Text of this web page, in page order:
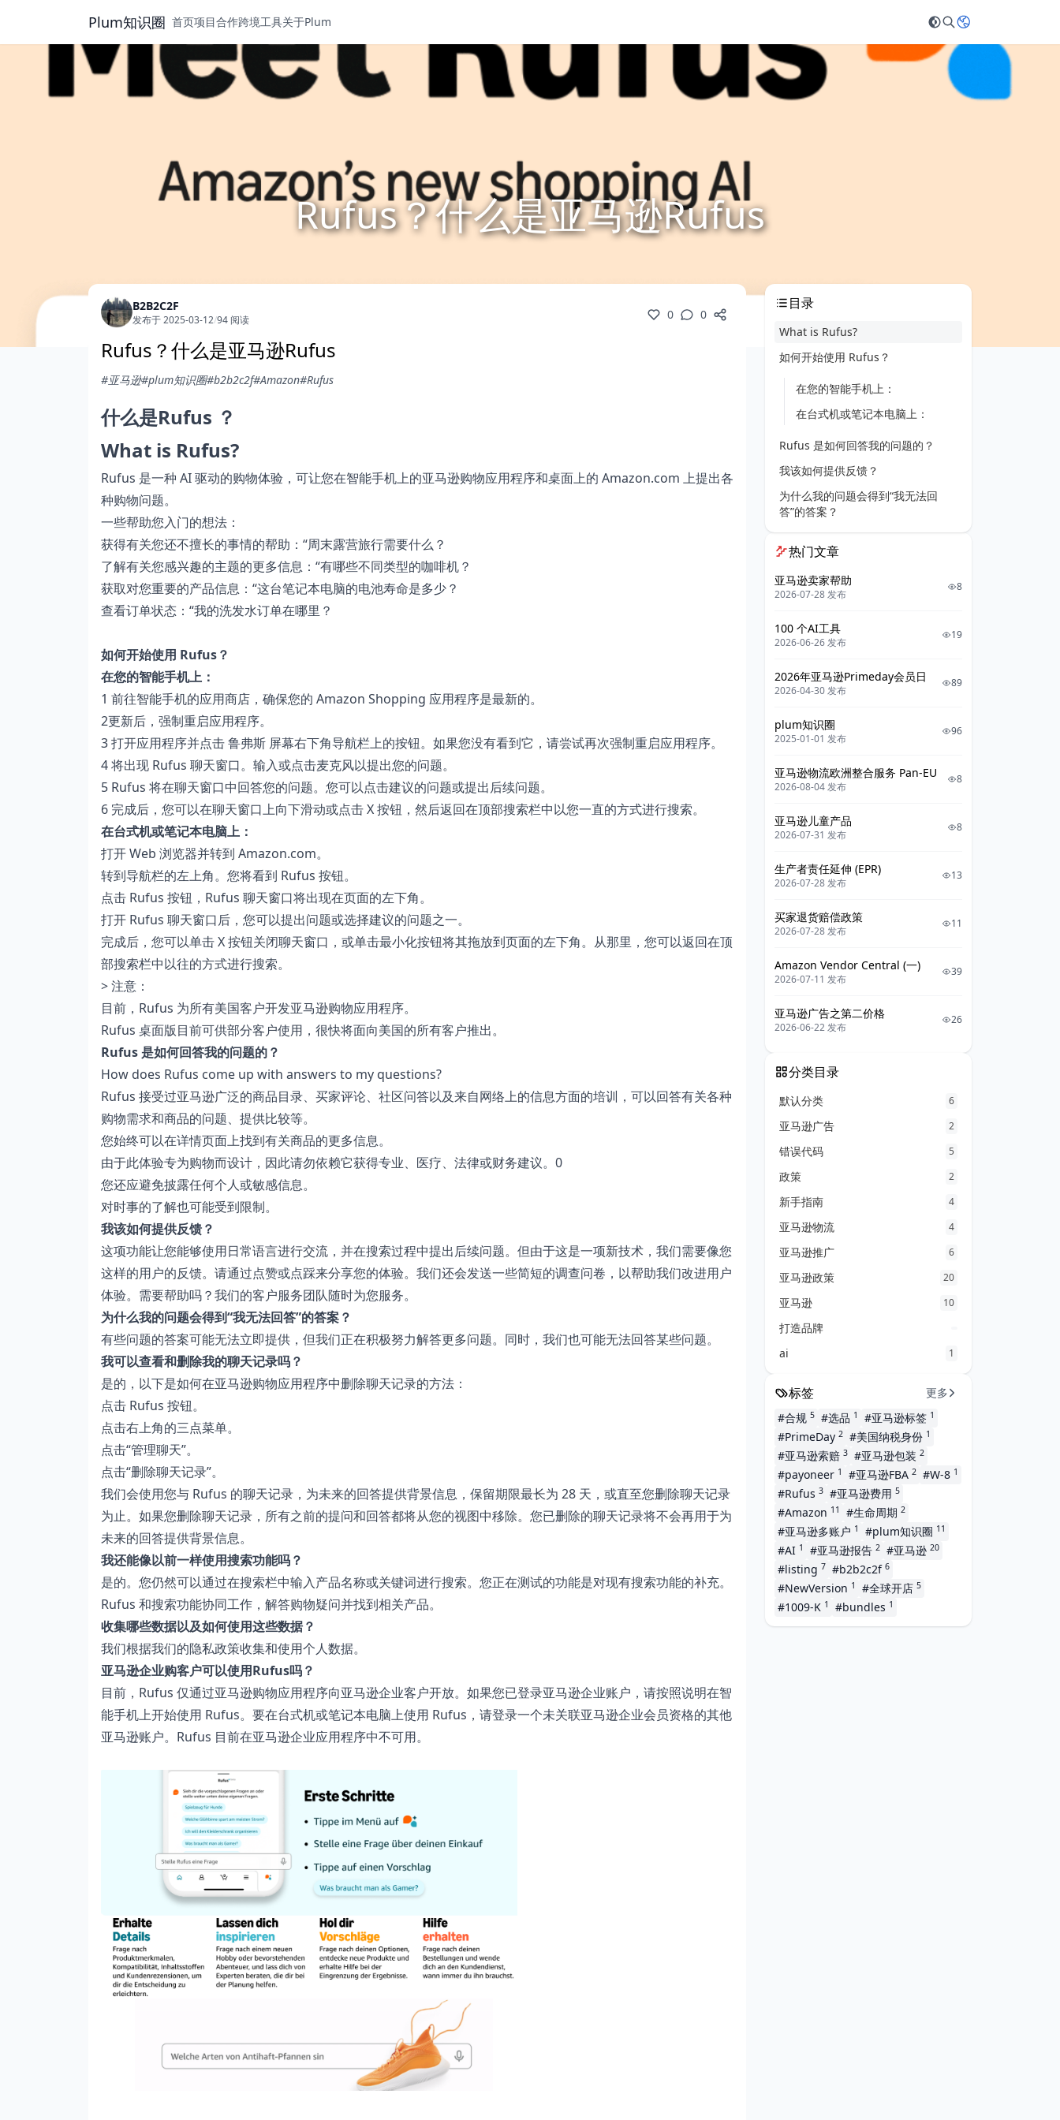
Plum知识圈 首页项目合作跨境工具关于Plum
Rufus？什么是亚马逊Rufus
B2B2C2F
发布于 2025-03-12/94 阅读 0 0
Rufus？什么是亚马逊Rufus
#亚马逊#plum知识圈#b2b2c2f#Amazon#Rufus
什么是Rufus ？
What is Rufus?
Rufus 是一种 AI 驱动的购物体验，可让您在智能手机上的亚马逊购物应用程序和桌面上的 Amazon.com 上提出各
种购物问题。
一些帮助您入门的想法：
获得有关您还不擅长的事情的帮助：“周末露营旅行需要什么？
了解有关您感兴趣的主题的更多信息：“有哪些不同类型的咖啡机？
获取对您重要的产品信息：“这台笔记本电脑的电池寿命是多少？
查看订单状态：“我的洗发水订单在哪里？
如何开始使用 Rufus？
在您的智能手机上：
1 前往智能手机的应用商店，确保您的 Amazon Shopping 应用程序是最新的。
2更新后，强制重启应用程序。
3 打开应用程序并点击 鲁弗斯 屏幕右下角导航栏上的按钮。如果您没有看到它，请尝试再次强制重启应用程序。
4 将出现 Rufus 聊天窗口。输入或点击麦克风以提出您的问题。
5 Rufus 将在聊天窗口中回答您的问题。您可以点击建议的问题或提出后续问题。
6 完成后，您可以在聊天窗口上向下滑动或点击 X 按钮，然后返回在顶部搜索栏中以您一直的方式进行搜索。
在台式机或笔记本电脑上：
打开 Web 浏览器并转到 Amazon.com。
转到导航栏的左上角。您将看到 Rufus 按钮。
点击 Rufus 按钮，Rufus 聊天窗口将出现在页面的左下角。
打开 Rufus 聊天窗口后，您可以提出问题或选择建议的问题之一。
完成后，您可以单击 X 按钮关闭聊天窗口，或单击最小化按钮将其拖放到页面的左下角。从那里，您可以返回在顶
部搜索栏中以往的方式进行搜索。
> 注意：
目前，Rufus 为所有美国客户开发亚马逊购物应用程序。
Rufus 桌面版目前可供部分客户使用，很快将面向美国的所有客户推出。
Rufus 是如何回答我的问题的？
How does Rufus come up with answers to my questions?
Rufus 接受过亚马逊广泛的商品目录、买家评论、社区问答以及来自网络上的信息方面的培训，可以回答有关各种
购物需求和商品的问题、提供比较等。
您始终可以在详情页面上找到有关商品的更多信息。
由于此体验专为购物而设计，因此请勿依赖它获得专业、医疗、法律或财务建议。0
您还应避免披露任何个人或敏感信息。
对时事的了解也可能受到限制。
我该如何提供反馈？
这项功能让您能够使用日常语言进行交流，并在搜索过程中提出后续问题。但由于这是一项新技术，我们需要像您
这样的用户的反馈。请通过点赞或点踩来分享您的体验。我们还会发送一些简短的调查问卷，以帮助我们改进用户
体验。需要帮助吗？我们的客户服务团队随时为您服务。
为什么我的问题会得到“我无法回答”的答案？
有些问题的答案可能无法立即提供，但我们正在积极努力解答更多问题。同时，我们也可能无法回答某些问题。
我可以查看和删除我的聊天记录吗？
是的，以下是如何在亚马逊购物应用程序中删除聊天记录的方法：
点击 Rufus 按钮。
点击右上角的三点菜单。
点击“管理聊天”。
点击“删除聊天记录”。
我们会使用您与 Rufus 的聊天记录，为未来的回答提供背景信息，保留期限最长为 28 天，或直至您删除聊天记录
为止。如果您删除聊天记录，所有之前的提问和回答都将从您的视图中移除。您已删除的聊天记录将不会再用于为
未来的回答提供背景信息。
我还能像以前一样使用搜索功能吗？
是的。您仍然可以通过在搜索栏中输入产品名称或关键词进行搜索。您正在测试的功能是对现有搜索功能的补充。
Rufus 和搜索功能协同工作，解答购物疑问并找到相关产品。
收集哪些数据以及如何使用这些数据？
我们根据我们的隐私政策收集和使用个人数据。
亚马逊企业购客户可以使用Rufus吗？
目前，Rufus 仅通过亚马逊购物应用程序向亚马逊企业客户开放。如果您已登录亚马逊企业账户，请按照说明在智
能手机上开始使用 Rufus。要在台式机或笔记本电脑上使用 Rufus，请登录一个未关联亚马逊企业会员资格的其他
亚马逊账户。Rufus 目前在亚马逊企业应用程序中不可用。
目录
What is Rufus?
如何开始使用 Rufus？
在您的智能手机上：
在台式机或笔记本电脑上：
Rufus 是如何回答我的问题的？
我该如何提供反馈？
为什么我的问题会得到“我无法回
答”的答案？
我还能像以前一样使用搜索功能吗？
收集哪些数据以及如何使用这些数
据？
亚马逊企业购客户可以使用Rufus
吗？
热门文章
亚马逊卖家帮助
2026-07-28 发布
8
100 个AI工具
2026-06-26 发布
19
2026年亚马逊Primeday会员日
2026-04-30 发布
89
plum知识圈
2025-01-01 发布
96
亚马逊物流欧洲整合服务 Pan-EU
2026-08-04 发布
8
亚马逊儿童产品
2026-07-31 发布
8
生产者责任延伸 (EPR)
2026-07-28 发布
13
买家退货赔偿政策
2026-07-28 发布
11
Amazon Vendor Central (一)
2026-07-11 发布
39
亚马逊广告之第二价格
2026-06-22 发布
26
分类目录
默认分类 6
亚马逊广告 2
错误代码 5
政策 2
新手指南 4
亚马逊物流 4
亚马逊推广 6
亚马逊政策 20
亚马逊 10
打造品牌
ai
1
标签
更多
#合规 5 #选品 1 #亚马逊标签 1
#PrimeDay 2 #美国纳税身份 1
#亚马逊索赔 3 #亚马逊包装 2
#payoneer 1 #亚马逊FBA 2 #W-8 1
#Rufus 3 #亚马逊费用 5
#Amazon 11 #生命周期 2
#亚马逊多账户 1 #plum知识圈 11
#AI 1 #亚马逊报告 2 #亚马逊 20
#listing 7 #b2b2c2f 6
#NewVersion 1 #全球开店 5
#1009-K 1 #bundles 1